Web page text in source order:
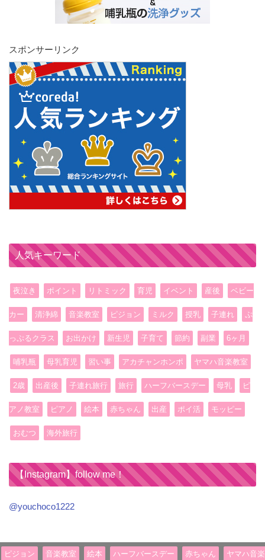
スポンサーリンク
人気キーワード
夜泣き ポイント リトミック 育児 イベント 産後 ベビー
カー 清浄綿 音楽教室 ピジョン ミルク 授乳 子連れ ぷ
っぷるクラス お出かけ 新生児 子育て 節約 副業 6ヶ月
哺乳瓶 母乳育児 習い事 アカチャンホンポ ヤマハ音楽教室
2歳 出産後 子連れ旅行 旅行 ハーフバースデー 母乳 ピ
アノ教室 ピアノ 絵本 赤ちゃん 出産 ポイ活 モッピー
おむつ 海外旅行
【Instagram】follow me！
@youchoco1222
ピジョン 音楽教室 絵本 ハーフバースデー 赤ちゃん ヤマハ音楽